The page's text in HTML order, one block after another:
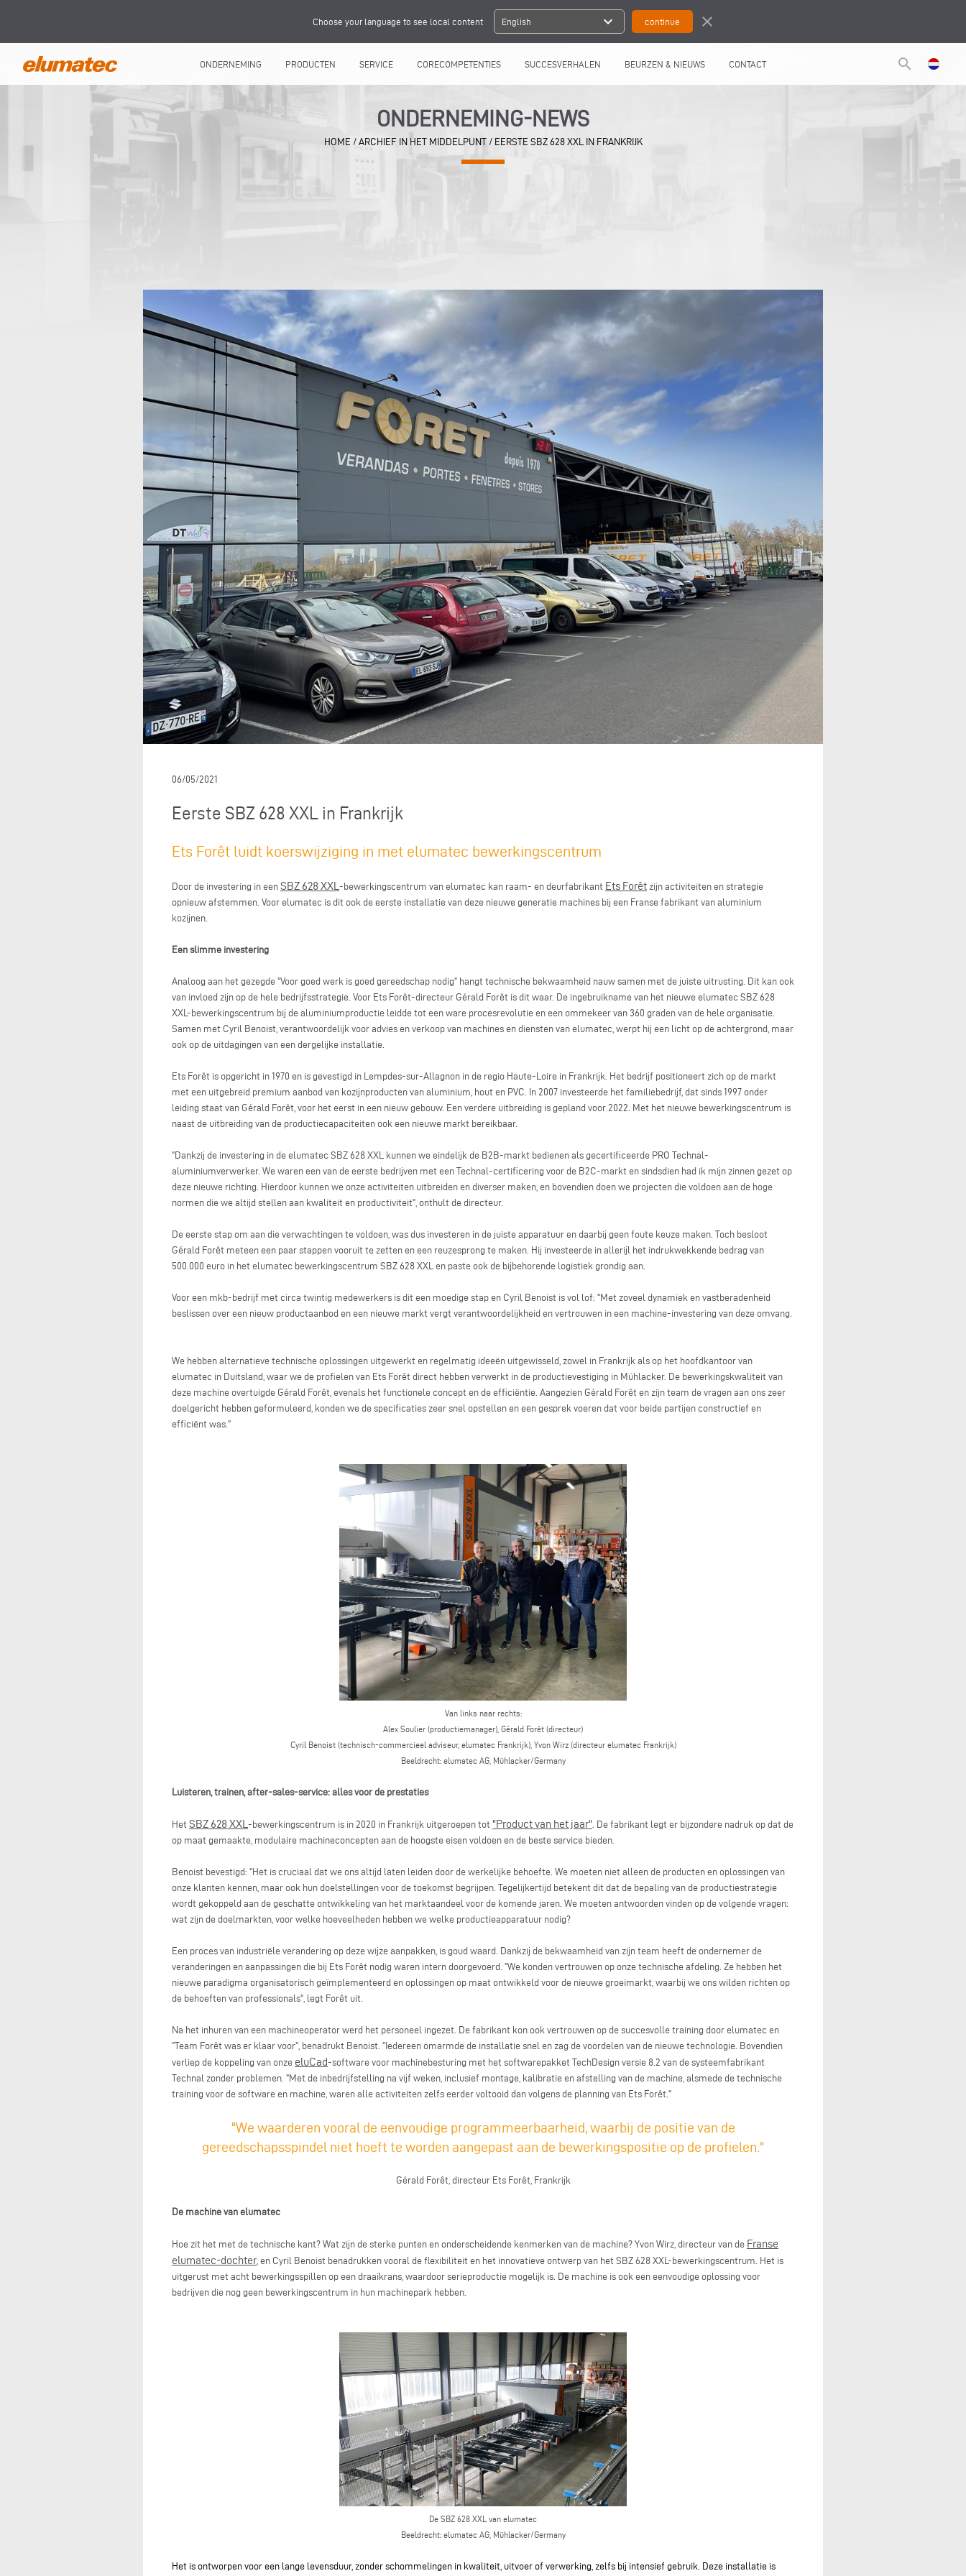
Choose your language to see local content English expand_more close
ONDERNEMING PRODUCTEN SERVICE CORECOMPETENTIES SUCCESVERHALEN BEURZEN & NIEUWS CONTACT search
ONDERNEMING-NEWS
HOME / ARCHIEF IN HET MIDDELPUNT/ EERSTE SBZ 628 XXL IN FRANKRIJK
06/05/2021
Eerste SBZ 628 XXL in Frankrijk
Ets Forêt luidt koerswijziging in met elumatec bewerkingscentrum
Door de investering in een SBZ 628 XXL -bewerkingscentrum van elumatec kan raam- en deurfabrikant Ets Forêt zijn activiteiten en strategie
opnieuw afstemmen. Voor elumatec is dit ook de eerste installatie van deze nieuwe generatie machines bij een Franse fabrikant van aluminium
kozijnen.
Een slimme investering
Analoog aan het gezegde "Voor goed werk is goed gereedschap nodig" hangt technische bekwaamheid nauw samen met de juiste uitrusting. Dit kan ook
van invloed zijn op de hele bedrijfsstrategie. Voor Ets Forêt-directeur Gérald Forêt is dit waar. De ingebruikname van het nieuwe elumatec SBZ 628
XXL-bewerkingscentrum bij de aluminiumproductie leidde tot een ware procesrevolutie en een ommekeer van 360 graden van de hele organisatie.
Samen met Cyril Benoist, verantwoordelijk voor advies en verkoop van machines en diensten van elumatec, werpt hij een licht op de achtergrond, maar
ook op de uitdagingen van een dergelijke installatie.
Ets Forêt is opgericht in 1970 en is gevestigd in Lempdes-sur-Allagnon in de regio Haute-Loire in Frankrijk. Het bedrijf positioneert zich op de markt
met een uitgebreid premium aanbod van kozijnproducten van aluminium, hout en PVC. In 2007 investeerde het familiebedrijf, dat sinds 1997 onder
leiding staat van Gérald Forêt, voor het eerst in een nieuw gebouw. Een verdere uitbreiding is gepland voor 2022. Met het nieuwe bewerkingscentrum is
naast de uitbreiding van de productiecapaciteiten ook een nieuwe markt bereikbaar.
"Dankzij de investering in de elumatec SBZ 628 XXL kunnen we eindelijk de B2B-markt bedienen als gecertificeerde PRO Technal-
aluminiumverwerker. We waren een van de eerste bedrijven met een Technal-certificering voor de B2C-markt en sindsdien had ik mijn zinnen gezet op
deze nieuwe richting. Hierdoor kunnen we onze activiteiten uitbreiden en diverser maken, en bovendien doen we projecten die voldoen aan de hoge
normen die we altijd stellen aan kwaliteit en productiviteit", onthult de directeur.
De eerste stap om aan die verwachtingen te voldoen, was dus investeren in de juiste apparatuur en daarbij geen foute keuze maken. Toch besloot
Gérald Forêt meteen een paar stappen vooruit te zetten en een reuzesprong te maken. Hij investeerde in allerijl het indrukwekkende bedrag van
500.000 euro in het elumatec bewerkingscentrum SBZ 628 XXL en paste ook de bijbehorende logistiek grondig aan.
Voor een mkb-bedrijf met circa twintig medewerkers is dit een moedige stap en Cyril Benoist is vol lof: "Met zoveel dynamiek en vastberadenheid
beslissen over een nieuw productaanbod en een nieuwe markt vergt verantwoordelijkheid en vertrouwen in een machine-investering van deze omvang.
We hebben alternatieve technische oplossingen uitgewerkt en regelmatig ideeën uitgewisseld, zowel in Frankrijk als op het hoofdkantoor van
elumatec in Duitsland, waar we de profielen van Ets Forêt direct hebben verwerkt in de productievestiging in Mühlacker. De bewerkingskwaliteit van
deze machine overtuigde Gérald Forêt, evenals het functionele concept en de efficiëntie. Aangezien Gérald Forêt en zijn team de vragen aan ons zeer
doelgericht hebben geformuleerd, konden we de specificaties zeer snel opstellen en een gesprek voeren dat voor beide partijen constructief en
efficiënt was."
Van links naar rechts:
Alex Soulier (productiemanager), Gérald Forêt (directeur)
Cyril Benoist (technisch-commercieel adviseur, elumatec Frankrijk), Yvon Wirz (directeur elumatec Frankrijk)
Beeldrecht: elumatec AG, Mühlacker/Germany
Luisteren, trainen, after-sales-service: alles voor de prestaties
Het SBZ 628 XXL -bewerkingscentrum is in 2020 in Frankrijk uitgeroepen tot "Product van het jaar" . De fabrikant legt er bijzondere nadruk op dat de
op maat gemaakte, modulaire machineconcepten aan de hoogste eisen voldoen en de beste service bieden.
Benoist bevestigd: "Het is cruciaal dat we ons altijd laten leiden door de werkelijke behoefte. We moeten niet alleen de producten en oplossingen van
onze klanten kennen, maar ook hun doelstellingen voor de toekomst begrijpen. Tegelijkertijd betekent dit dat de bepaling van de productiestrategie
wordt gekoppeld aan de geschatte ontwikkeling van het marktaandeel voor de komende jaren. We moeten antwoorden vinden op de volgende vragen:
wat zijn de doelmarkten, voor welke hoeveelheden hebben we welke productieapparatuur nodig?
Een proces van industriële verandering op deze wijze aanpakken, is goud waard. Dankzij de bekwaamheid van zijn team heeft de ondernemer de
veranderingen en aanpassingen die bij Ets Forêt nodig waren intern doorgevoerd. "We konden vertrouwen op onze technische afdeling. Ze hebben het
nieuwe paradigma organisatorisch geïmplementeerd en oplossingen op maat ontwikkeld voor de nieuwe groeimarkt, waarbij we ons wilden richten op
de behoeften van professionals", legt Forêt uit.
Na het inhuren van een machineoperator werd het personeel ingezet. De fabrikant kon ook vertrouwen op de succesvolle training door elumatec en
"Team Forêt was er klaar voor", benadrukt Benoist. "Iedereen omarmde de installatie snel en zag de voordelen van de nieuwe technologie. Bovendien
verliep de koppeling van onze eluCad-software voor machinebesturing met het softwarepakket TechDesign versie 8.2 van de systeemfabrikant
Technal zonder problemen. "Met de inbedrijfstelling na vijf weken, inclusief montage, kalibratie en afstelling van de machine, alsmede de technische
training voor de software en machine, waren alle activiteiten zelfs eerder voltooid dan volgens de planning van Ets Forêt."
"We waarderen vooral de eenvoudige programmeerbaarheid, waarbij de positie van de
gereedschapsspindel niet hoeft te worden aangepast aan de bewerkingspositie op de profielen."
Gérald Forêt, directeur Ets Forêt, Frankrijk
De machine van elumatec
Hoe zit het met de technische kant? Wat zijn de sterke punten en onderscheidende kenmerken van de machine? Yvon Wirz, directeur van de Franse
elumatec-dochter , en Cyril Benoist benadrukken vooral de flexibiliteit en het innovatieve ontwerp van het SBZ 628 XXL-bewerkingscentrum. Het is
uitgerust met acht bewerkingsspillen op een draaikrans, waardoor serieproductie mogelijk is. De machine is ook een eenvoudige oplossing voor
bedrijven die nog geen bewerkingscentrum in hun machinepark hebben.
De SBZ 628 XXL van elumatec
Beeldrecht: elumatec AG, Mühlacker/Germany
Het is ontworpen voor een lange levensduur, zonder schommelingen in kwaliteit, uitvoer of verwerking, zelfs bij intensief gebruik. Deze installatie is